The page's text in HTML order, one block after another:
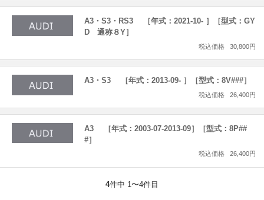
A3・S3・RS3 ［年式：2021-10- ］［型式：GY
D 通称８Y］
税込価格 30,800円
A3・S3 ［年式：2013-09- ］［型式：8V###］
税込価格 26,400円
A3 ［年式：2003-07-2013-09］［型式：8P##
#］
税込価格 26,400円
4件中 1〜4件目